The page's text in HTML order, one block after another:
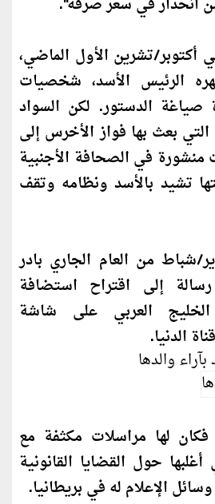
تشرين الأول الماضي،
الرئيس الأسد، شخصيات
صياغة الدستور. لكن السواد
بعث بها فواز الأخرس إلى
منشورة في الصحافة الأجنبية
تشيد بالأسد ونظامه وتقف
شباط من العام الجاري بادر
إلى اقتراح استضافة
الخليج العربي على شاشة
الدنيا.
والدها
فكان لها مراسلات مكثفة مع
حول القضايا القانونية
الإعلام له في بريطانيا.